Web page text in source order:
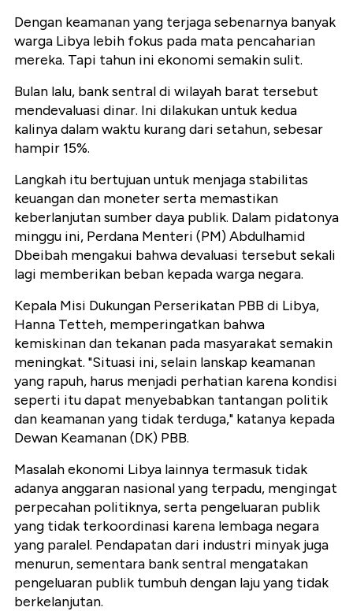
Dengan keamanan yang terjaga sebenarnya banyak
warga Libya lebih fokus pada mata pencaharian
mereka. Tapi tahun ini ekonomi semakin sulit.
Bulan lalu, bank sentral di wilayah barat tersebut
mendevaluasi dinar. Ini dilakukan untuk kedua
kalinya dalam waktu kurang dari setahun, sebesar
hampir 15%.
Langkah itu bertujuan untuk menjaga stabilitas
keuangan dan moneter serta memastikan
keberlanjutan sumber daya publik. Dalam pidatonya
minggu ini, Perdana Menteri (PM) Abdulhamid
Dbeibah mengakui bahwa devaluasi tersebut sekali
lagi memberikan beban kepada warga negara.
Kepala Misi Dukungan Perserikatan PBB di Libya,
Hanna Tetteh, memperingatkan bahwa
kemiskinan dan tekanan pada masyarakat semakin
meningkat. "Situasi ini, selain lanskap keamanan
yang rapuh, harus menjadi perhatian karena kondisi
seperti itu dapat menyebabkan tantangan politik
dan keamanan yang tidak terduga," katanya kepada
Dewan Keamanan (DK) PBB.
Masalah ekonomi Libya lainnya termasuk tidak
adanya anggaran nasional yang terpadu, mengingat
perpecahan politiknya, serta pengeluaran publik
yang tidak terkoordinasi karena lembaga negara
yang paralel. Pendapatan dari industri minyak juga
menurun, sementara bank sentral mengatakan
pengeluaran publik tumbuh dengan laju yang tidak
berkelanjutan.